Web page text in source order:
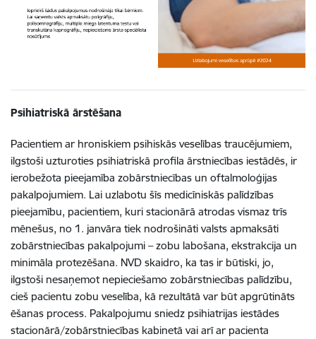
Psihiatriskā ārstēšana
Pacientiem ar hroniskiem psihiskās veselības traucējumiem,
ilgstoši uzturoties psihiatriskā profila ārstniecības iestādēs, ir
ierobežota pieejamība zobārstniecības un oftalmoloģijas
pakalpojumiem. Lai uzlabotu šīs medicīniskās palīdzības
pieejamību, pacientiem, kuri stacionārā atrodas vismaz trīs
mēnešus, no 1. janvāra tiek nodrošināti valsts apmaksāti
zobārstniecības pakalpojumi – zobu labošana, ekstrakcija un
minimāla protezēšana. NVD skaidro, ka tas ir būtiski, jo,
ilgstoši nesaņemot nepieciešamo zobārstniecības palīdzību,
cieš pacientu zobu veselība, kā rezultātā var būt apgrūtināts
ēšanas process. Pakalpojumu sniedz psihiatrijas iestādes
stacionārā/zobārstniecības kabinetā vai arī ar pacienta